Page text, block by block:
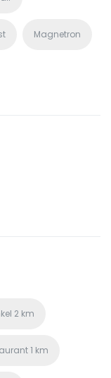
Magnetron
2 km
1 km